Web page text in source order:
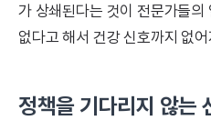
가 상쇄된다는 것이 전문가들
없다고 해서 건강 신호까지 없
정책을 기다리지 않는